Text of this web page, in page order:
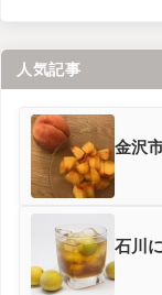
人気記事
金沢
石川